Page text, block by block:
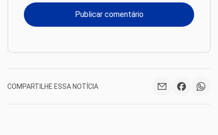
COMPARTILHE ESSA NOTÍCIA